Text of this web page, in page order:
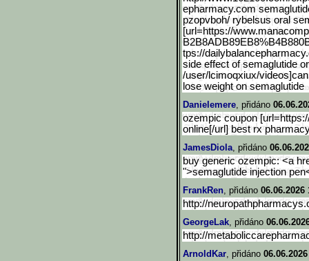
epharmacy.com
pzopvboh/ rybelsus oral
[url=https://www.manacomp
tps://
side effect of semaglutide
/user/lcimoqxiux/
lose weight on semaglutide
Danielemere, přidáno
ozempic coupon
online[/url] best rx
JamesDiola, přidáno
buy generic ozempic: <a
">semaglutide injection
FrankRen, přidáno 06.06.2026
http://
GeorgeLak, přidáno
http://
ArnoldKar, přidáno